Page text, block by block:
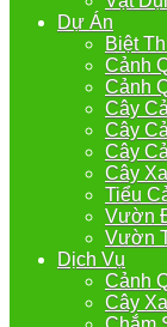
Dự Án
Biệt
Cảnh
Cảnh
Cây
Cây
Cây
Cây
Tiểu
Vườn
Vườn
Dịch Vụ
Cảnh
Cây